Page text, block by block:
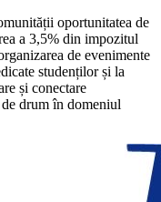
oportunitatea de
a 3,5% din impozitul
de evenimente
studenților și la
și conectare
drum în domeniul